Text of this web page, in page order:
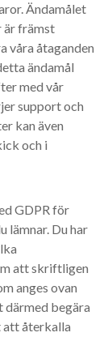
Ändamålet
är främst
våra åtaganden
ändamål
med vår
support och
kan även
och i
GDPR för
lämnar. Du har
att skriftligen
anges ovan
därmed begära
att återkalla